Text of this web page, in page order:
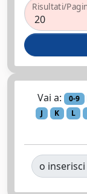
Risultati/
Vai a: 0-9
J
K L
o